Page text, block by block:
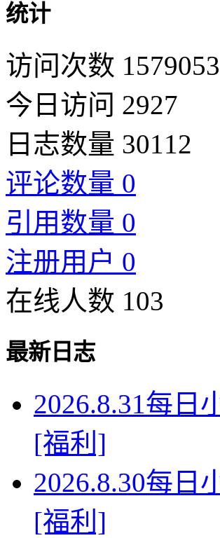
统计
访问次数 1579053
今日访问 2927
日志数量 30112
评论数量 0
引用数量 0
注册用户 0
在线人数 103
最新日志
2026.8.31每日
[福利]
2026.8.30每日
[福利]